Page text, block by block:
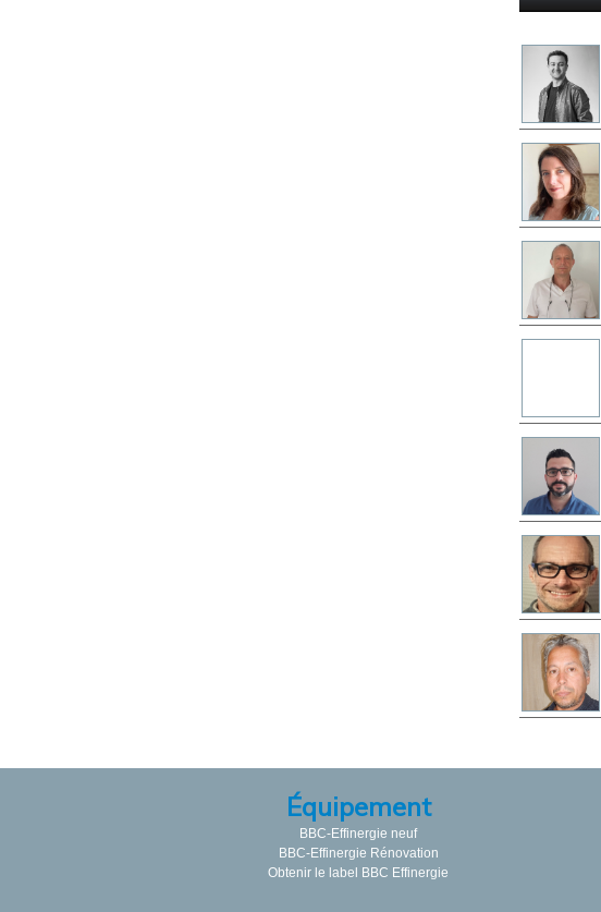
Équipement
BBC-Effinergie neuf
BBC-Effinergie Rénovation
Obtenir le label BBC Effinergie